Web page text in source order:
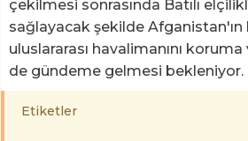
çekilmesi sonrasında Batılı
sağlayacak şekilde
uluslararası havalimanını
de gündeme gelmesi bekleniyor.
Etiketler